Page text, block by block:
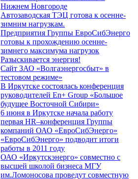
Нижнем Новгороде
Автозаводская ТЭЦ готова к осенне-
зимним нагрузкам.
Предприятия Группы ЕвроСибЭнерго
готовы к прохождению осенне-
зимнего максимума нагрузок
Разыскивается энергия!
Сайт ЗАО «Волгаэнергосбыт» в
тестовом режиме»
В Иркутске состоялась конференция
руководителей En+ Group «Большое
будущее Восточной Сибири»
6 июня в Иркутске начала работу
первая HR–конференция Группы
компаний ОАО «ЕвроСибЭнерго»
«ЕвроСибЭнерго» подводит итоги
работы в 2011 году
ОАО «Иркутскэнерго» совместно с
высшей школой бизнеса МГУ
им.Ломоносова проведут совместную